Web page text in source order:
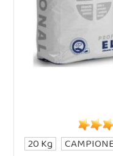
20 Kg